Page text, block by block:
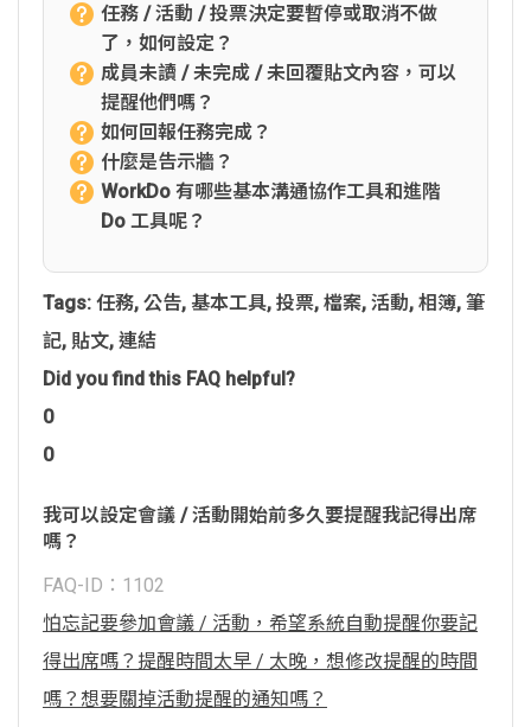
任務 / 活動 / 投票決定要暫停或取消不做
了，如何設定？
成員未讀 / 未完成 / 未回覆貼文內容，可以
提醒他們嗎？
如何回報任務完成？
什麼是告示牆？
WorkDo 有哪些基本溝通協作工具和進階
Do 工具呢？
Tags: 任務, 公告, 基本工具, 投票, 檔案, 活動, 相簿, 筆
記, 貼文, 連結
Did you find this FAQ helpful?
0
0
我可以設定會議 / 活動開始前多久要提醒我記得出席
嗎？
FAQ-ID：1102
怕忘記要參加會議 / 活動，希望系統自動提醒你要記
得出席嗎？提醒時間太早 / 太晚，想修改提醒的時間
嗎？想要關掉活動提醒的通知嗎？